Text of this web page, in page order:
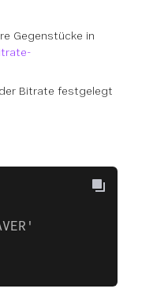
Gegenstücke in
Bitrate festgelegt